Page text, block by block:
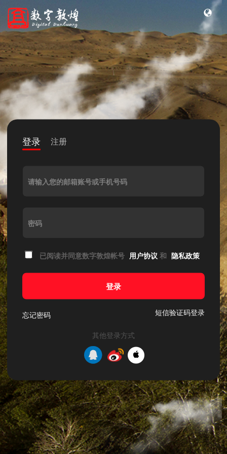
登录 注册
请输入您的邮箱账号或手机号码
密码
已阅读并同意数字敦煌帐号 用户协议 和 隐私政策
登录
忘记密码 短信验证码登录
其他登录方式